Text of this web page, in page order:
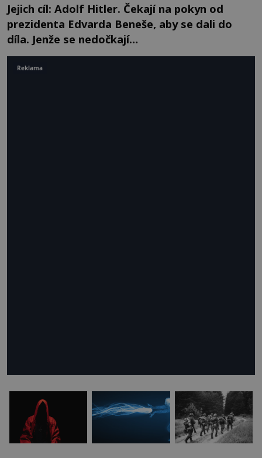
Jejich cíl: Adolf Hitler. Čekají na pokyn od
prezidenta Edvarda Beneše, aby se dali do
díla. Jenže se nedočkají…
Reklama